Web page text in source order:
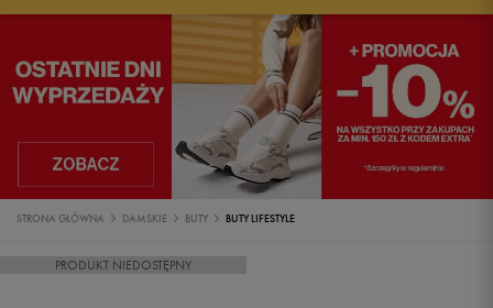
STRONA GŁÓWNA DAMSKIE BUTY BUTY LIFESTYLE
PRODUKT NIEDOSTĘPNY